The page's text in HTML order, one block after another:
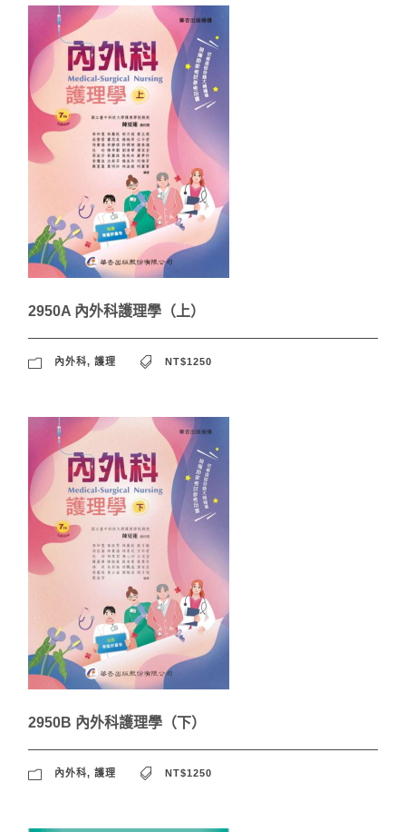
2950A 內外科護理學（上）
內外科, 護理 NT$1250
2950B 內外科護理學（下）
內外科, 護理 NT$1250